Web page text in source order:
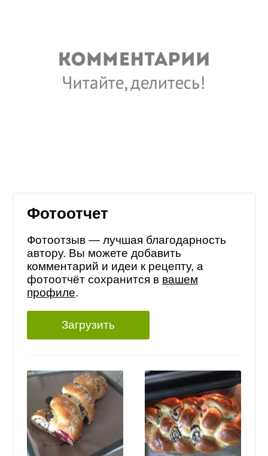
Фотоотчет
Фотоотзыв — лучшая благодарность
автору. Вы можете добавить
комментарий и идеи к рецепту, а
фотоотчёт сохранится в вашем
профиле.
Загрузить